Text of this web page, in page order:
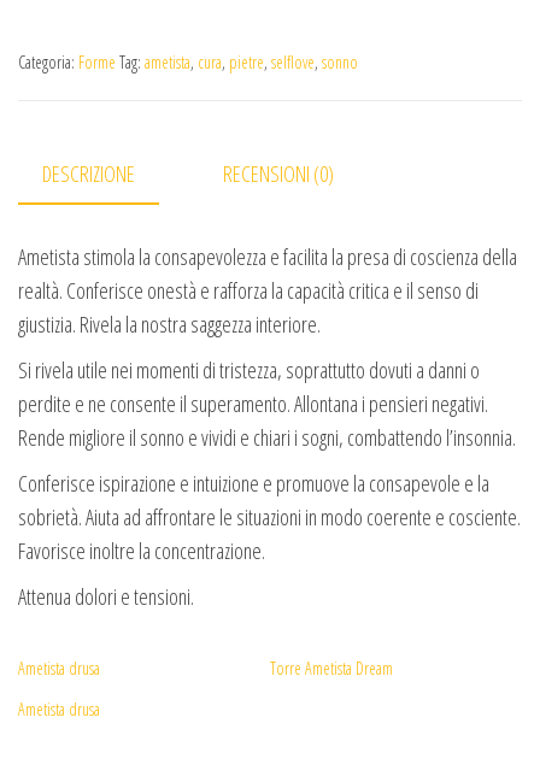
Categoria: Forme Tag: ametista, cura, pietre, selflove, sonno
DESCRIZIONE RECENSIONI (0)
Ametista stimola la consapevolezza e facilita la presa di coscienza della
realtà. Conferisce onestà e rafforza la capacità critica e il senso di
giustizia. Rivela la nostra saggezza interiore.
Si rivela utile nei momenti di tristezza, soprattutto dovuti a danni o
perdite e ne consente il superamento. Allontana i pensieri negativi.
Rende migliore il sonno e vividi e chiari i sogni, combattendo l’insonnia.
Conferisce ispirazione e intuizione e promuove la consapevole e la
sobrietà. Aiuta ad affrontare le situazioni in modo coerente e cosciente.
Favorisce inoltre la concentrazione.
Attenua dolori e tensioni.
Ametista drusa
Torre Ametista Dream
Ametista drusa